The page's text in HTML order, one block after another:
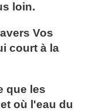
loin.
Vos
court à la
que les
où l'eau du